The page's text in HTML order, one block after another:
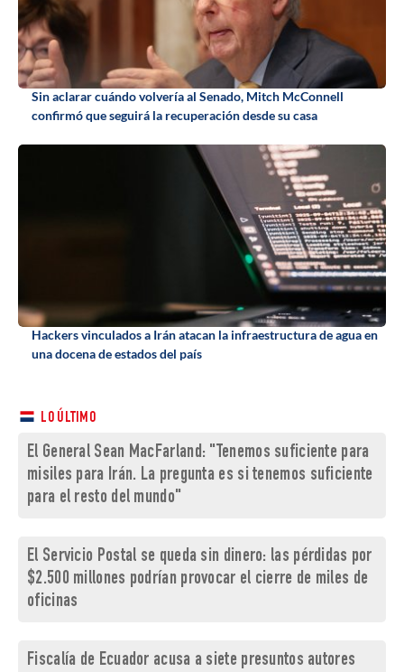
Sin aclarar cuándo volvería al Senado, Mitch McConnell
confirmó que seguirá la recuperación desde su casa
Hackers vinculados a Irán atacan la infraestructura de agua en
una docena de estados del país
LO ÚLTIMO
El General Sean MacFarland: "Tenemos suficiente para
misiles para Irán. La pregunta es si tenemos suficiente
para el resto del mundo"
El Servicio Postal se queda sin dinero: las pérdidas por
$2.500 millones podrían provocar el cierre de miles de
oficinas
Fiscalía de Ecuador acusa a siete presuntos autores